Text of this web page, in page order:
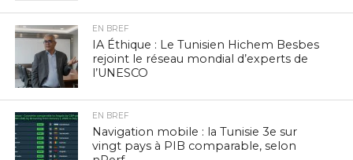
EN BREF
IA Éthique : Le Tunisien Hichem Besbes
rejoint le réseau mondial d’experts de
l’UNESCO
EN BREF
Navigation mobile : la Tunisie 3e sur
vingt pays à PIB comparable, selon